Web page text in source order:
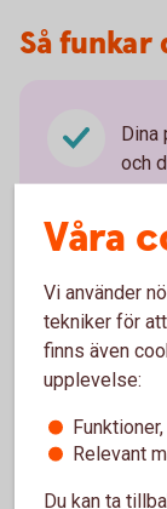
Så
Dina
och
Du
Du
Våra
Vi använder
tekniker för
finns även
upplevelse:
Relevant
Du kan ta